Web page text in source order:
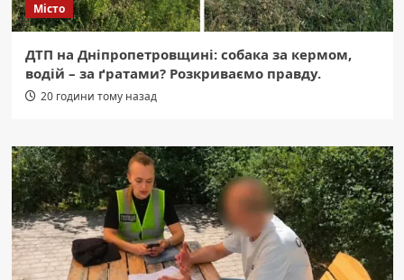
Місто
ДТП на Дніпропетровщині: собака за кермом,
водій – за ґратами? Розкриваємо правду.
20 години тому назад